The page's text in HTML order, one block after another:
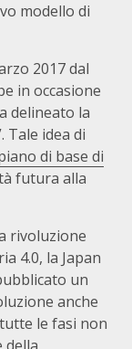
modello di
2017 dal
in occasione
delineato la
Tale idea di
di base di
futura alla
rivoluzione
4.0, la Japan
un
anche
le fasi non